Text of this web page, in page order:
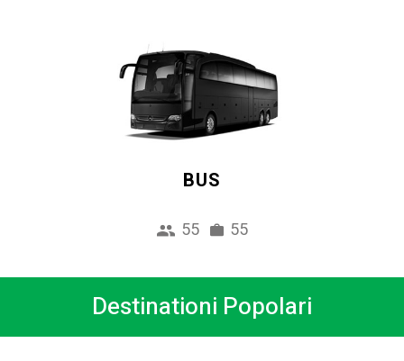
BUS
55 55
Destinationi Popolari